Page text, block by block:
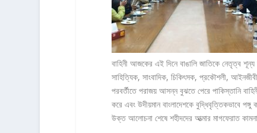
বাহিনী আজকের এই দিনে বাঙালি জাতিকে নেতৃত্ব শূন্য
সাহিত্যিক, সাংবাদিক, চিকিৎসক, প্রকৌশলী,
পরবর্তীতে পরাজয় আসন্ন বুঝতে পেরে পাকিস্তানি
করে এবং উদীয়মান বাংলাদেশকে বুদ্ধিবৃত্তিকভাবে পঙ্গু
উক্ত আলোচনা শেষে শহীদদের আত্মার মাগফেরাত